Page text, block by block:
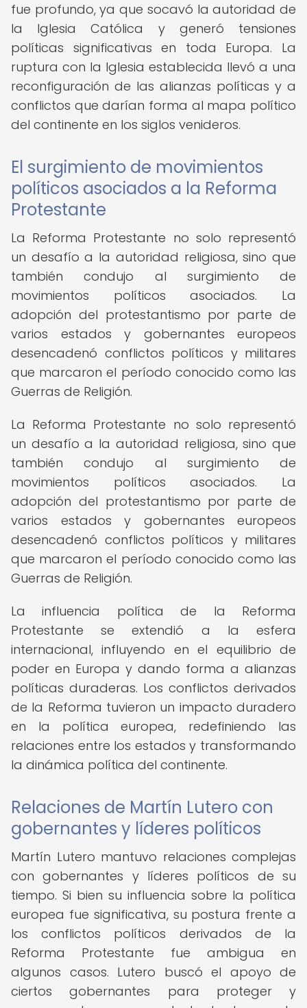
fue profundo, ya que socavó la autoridad de
la Iglesia Católica y generó tensiones
políticas significativas en toda Europa. La
ruptura con la Iglesia establecida llevó a una
reconfiguración de las alianzas políticas y a
conflictos que darían forma al mapa político
del continente en los siglos venideros.
El surgimiento de movimientos
políticos asociados a la Reforma
Protestante
La Reforma Protestante no solo representó
un desafío a la autoridad religiosa, sino que
también condujo al surgimiento de
movimientos políticos asociados. La
adopción del protestantismo por parte de
varios estados y gobernantes europeos
desencadenó conflictos políticos y militares
que marcaron el período conocido como las
Guerras de Religión.
La Reforma Protestante no solo representó
un desafío a la autoridad religiosa, sino que
también condujo al surgimiento de
movimientos políticos asociados. La
adopción del protestantismo por parte de
varios estados y gobernantes europeos
desencadenó conflictos políticos y militares
que marcaron el período conocido como las
Guerras de Religión.
La influencia política de la Reforma
Protestante se extendió a la esfera
internacional, influyendo en el equilibrio de
poder en Europa y dando forma a alianzas
políticas duraderas. Los conflictos derivados
de la Reforma tuvieron un impacto duradero
en la política europea, redefiniendo las
relaciones entre los estados y transformando
la dinámica política del continente.
Relaciones de Martín Lutero con
gobernantes y líderes políticos
Martín Lutero mantuvo relaciones complejas
con gobernantes y líderes políticos de su
tiempo. Si bien su influencia sobre la política
europea fue significativa, su postura frente a
los conflictos políticos derivados de la
Reforma Protestante fue ambigua en
algunos casos. Lutero buscó el apoyo de
ciertos gobernantes para proteger y